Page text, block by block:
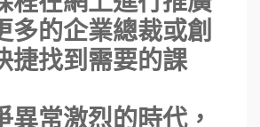
多的企業總裁或創
捷找到需要的課
異常激烈的時代，